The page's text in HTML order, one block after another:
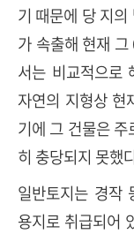
기 때문에 당 지
가 속출해 현재
서는 비교적으로
자연의 지형상 현
기에 그 건물은
히 충당되지 못했
일반토지는 경작
용지로 취급되어